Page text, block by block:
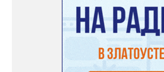
нужно было делать самостоятельно.
этого прикладывают к «женскому» -
Екатерина Громова, специально для
Обсуждение новости здесь
ВКОНТАКТЕ https://vk.com/